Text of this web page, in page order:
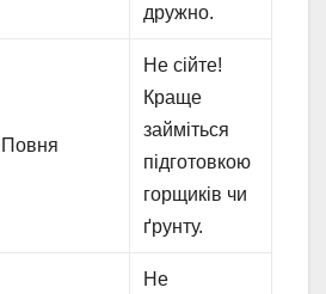
дружно.
Повня
Не сійте!
Краще
займіться
підготовкою
горщиків чи
ґрунту.
Не